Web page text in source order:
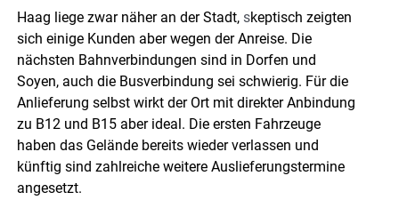
Haag liege zwar näher an der Stadt, skeptisch zeigten
sich einige Kunden aber wegen der Anreise. Die
nächsten Bahnverbindungen sind in Dorfen und
Soyen, auch die Busverbindung sei schwierig. Für die
Anlieferung selbst wirkt der Ort mit direkter Anbindung
zu B12 und B15 aber ideal. Die ersten Fahrzeuge
haben das Gelände bereits wieder verlassen und
künftig sind zahlreiche weitere Auslieferungstermine
angesetzt.